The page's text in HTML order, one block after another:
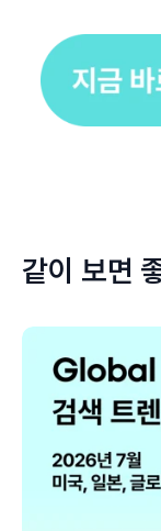
같이 보면